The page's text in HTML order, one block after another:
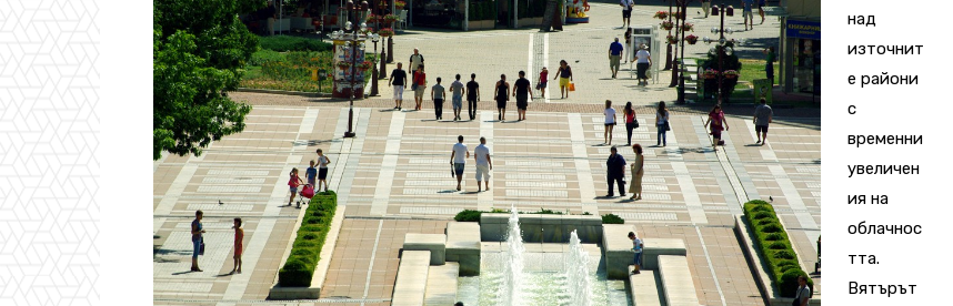
над
източнит
е райони
с
временни
увеличен
ия на
облачнос
тта.
Вятърът